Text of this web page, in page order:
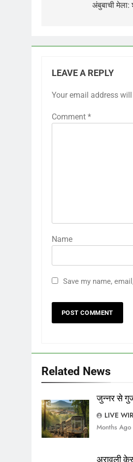
navigation
अंबुबाची
LEAVE A REPLY
Your email address
Comment *
Name
Save my name,
Related News
जुन्नर से
LIVE
Months Ago
अरावली